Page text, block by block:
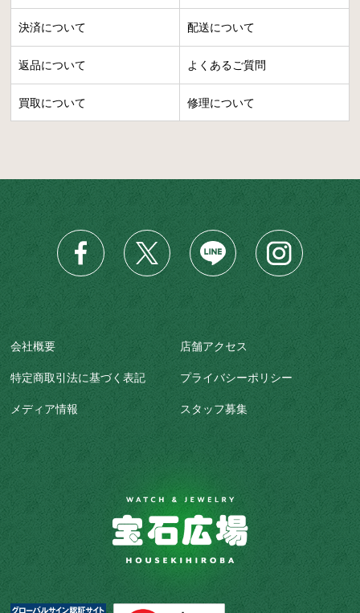
決済について 配送について
返品について よくあるご質問
買取について 修理について
会社概要 店舗アクセス
特定商取引法に基づく表記 プライバシーポリシー
メディア情報 スタッフ募集